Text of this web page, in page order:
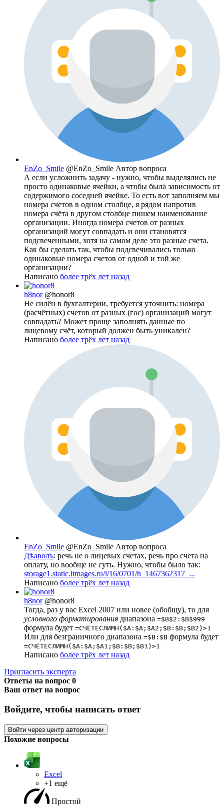
EnZo_Smile @EnZo_Smile Автор вопроса
А если усложнить задачу - нужно, чтобы выделялись не
просто одинаковые ячейки, а чтобы была зависимость от
содержимого соседней ячейке. То есть вот заполняем мы
номера счетов в одном столбце, я рядом напротив
номера счёта в другом столбце пишем наименование
организации. Иногда номера счетов от разных
организаций могут совпадать и они становятся
подсвеченными, хотя на самом деле это разные счета.
Как бы сделать так, чтобы подсвечивались только
одинаковые номера счетов от одной и той же
организации?
Написано более трёх лет назад
h8nor @honor8
Не силён в бухгалтерии, требуется уточнить: номера
(расчётных) счетов от разных (гос) организаций могут
совпадать? Может проще заполнять данные по
лицевому счёт, который должен быть уникален?
Написано более трёх лет назад
EnZo_Smile @EnZo_Smile Автор вопроса
Дѣаволъ: речь не о лицевых счетах, речь про счета на
оплату, но вообще не суть. Нужно, чтобы было так:
storage1.static.itmages.ru/i/16/0701/h_1467362317_...
Написано более трёх лет назад
h8nor @honor8
Тогда, раз у вас Excel 2007 или новее (обобщу), то для
условного форматирования диапазона =$B$2:$B$999
формула будет =СЧЁТЕСЛИМН($A:$A;$A2;$B:$B;$B2)>1
Или для безграничного диапазона =$B:$B формула будет
=СЧЁТЕСЛИМН($A:$A;$A1;$B:$B;$B1)>1
Написано более трёх лет назад
Пригласить эксперта
Ответы на вопрос 0
Ваш ответ на вопрос
Войдите, чтобы написать ответ
Войти через центр авторизации
Похожие вопросы
Excel
+1 ещё
Простой